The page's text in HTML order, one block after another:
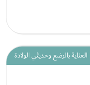
العناية بالرضع وحديثي الولادة